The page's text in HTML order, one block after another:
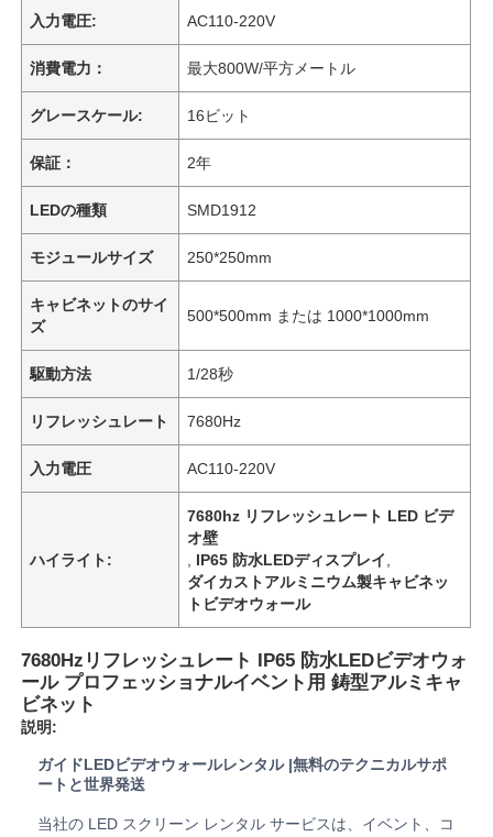
製品
動画
入力電圧: AC110-220V
消費電力： 最大800W/平方メートル
グレースケール: 16ビット
保証： 2年
LEDの種類 SMD1912
モジュールサイズ 250*250mm
キャビネットのサイ
ズ
500*500mm または 1000*1000mm
駆動方法 1/28秒
リフレッシュレート 7680Hz
入力電圧 AC110-220V
ハイライト:
7680hz リフレッシュレート LED ビデ
オ壁
IP65 防水LEDディスプレイ
ダイカストアルミニウム製キャビネッ
トビデオウォール
7680Hzリフレッシュレート IP65 防水LEDビデオウォ
ール プロフェッショナルイベント用 鋳型アルミキャ
ビネット
説明:
ガイドLEDビデオウォールレンタル |無料のテクニカルサポ
ートと世界発送
当社の LED スクリーン レンタル サービスは、イベント、コ